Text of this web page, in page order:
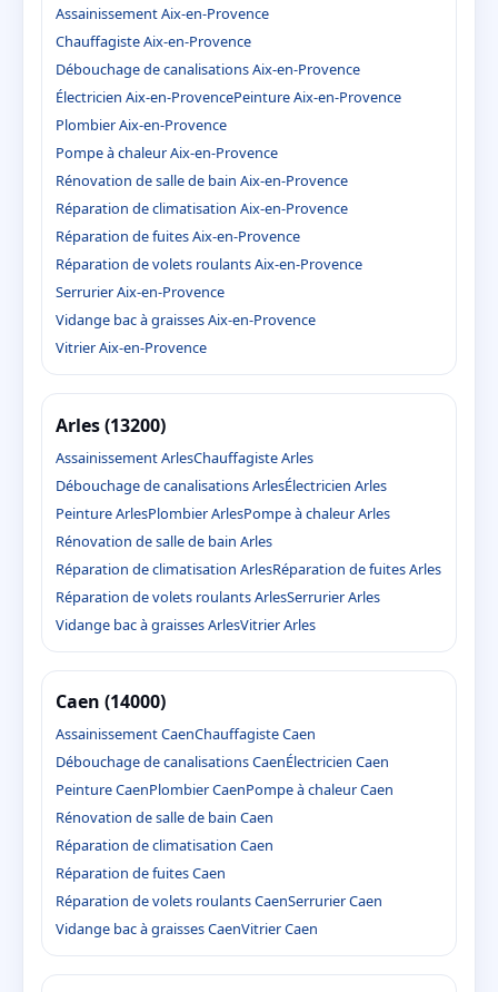
Assainissement Aix-en-Provence
Chauffagiste Aix-en-Provence
Débouchage de canalisations Aix-en-Provence
Électricien Aix-en-ProvencePeinture Aix-en-Provence
Plombier Aix-en-Provence
Pompe à chaleur Aix-en-Provence
Rénovation de salle de bain Aix-en-Provence
Réparation de climatisation Aix-en-Provence
Réparation de fuites Aix-en-Provence
Réparation de volets roulants Aix-en-Provence
Serrurier Aix-en-Provence
Vidange bac à graisses Aix-en-Provence
Vitrier Aix-en-Provence
Arles (13200)
Assainissement ArlesChauffagiste Arles
Débouchage de canalisations ArlesÉlectricien Arles
Peinture ArlesPlombier ArlesPompe à chaleur Arles
Rénovation de salle de bain Arles
Réparation de climatisation ArlesRéparation de fuites Arles
Réparation de volets roulants ArlesSerrurier Arles
Vidange bac à graisses ArlesVitrier Arles
Caen (14000)
Assainissement CaenChauffagiste Caen
Débouchage de canalisations CaenÉlectricien Caen
Peinture CaenPlombier CaenPompe à chaleur Caen
Rénovation de salle de bain Caen
Réparation de climatisation Caen
Réparation de fuites Caen
Réparation de volets roulants CaenSerrurier Caen
Vidange bac à graisses CaenVitrier Caen